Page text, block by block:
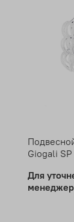
Giogali
Для